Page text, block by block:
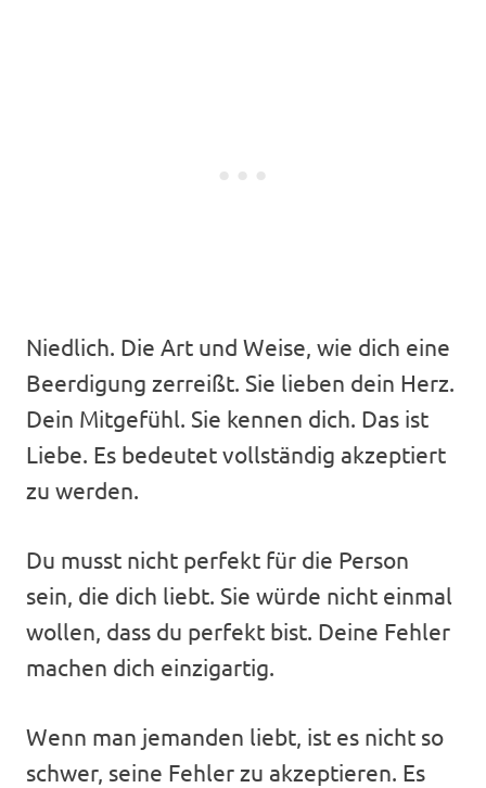
Niedlich. Die Art und Weise, wie dich eine
Beerdigung zerreißt. Sie lieben dein Herz.
Dein Mitgefühl. Sie kennen dich. Das ist
Liebe. Es bedeutet vollständig akzeptiert
zu werden.
Du musst nicht perfekt für die Person
sein, die dich liebt. Sie würde nicht einmal
wollen, dass du perfekt bist. Deine Fehler
machen dich einzigartig.
Wenn man jemanden liebt, ist es nicht so
schwer, seine Fehler zu akzeptieren. Es